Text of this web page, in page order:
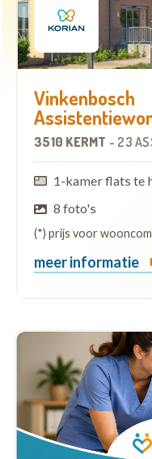
Vinkenbosch
3510 KERMT - 23
1-kamer flats te
8 foto's
(*) prijs voor
meer informatie